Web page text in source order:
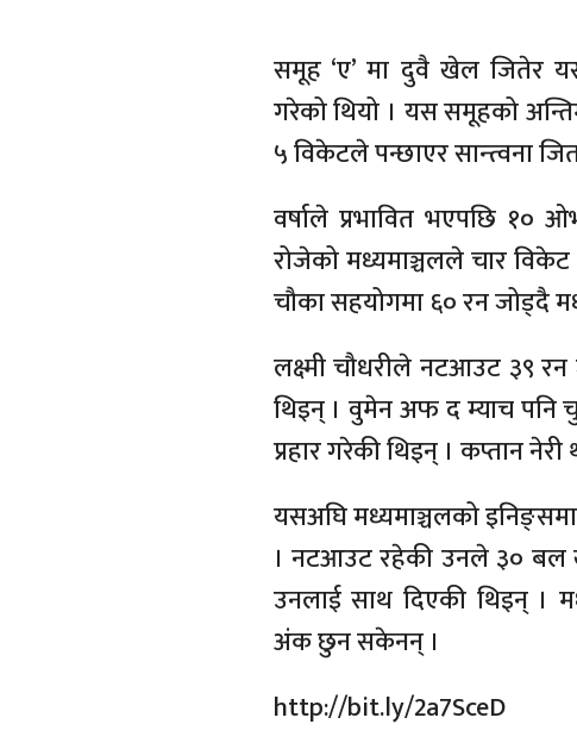
समूह ‘ए’ मा दुवै खेल जितेर
गरेको थियो । यस समूहको
५ विकेटले पन्छाएर सान्त्वना जित
वर्षाले प्रभावित भएपछि १०
रोजेको मध्यमाञ्चलले चार
चौका सहयोगमा ६० रन जोड्दै
लक्ष्मी चौधरीले नटआउट ३९
थिइन् । वुमेन अफ द म्याच पनि
प्रहार गरेकी थिइन् । कप्तान
यसअघि मध्यमाञ्चलको
। नटआउट रहेकी उनले ३० बल
उनलाई साथ दिएकी थिइन् ।
अंक छुन सकेनन् ।
http://bit.ly/2a7SceD